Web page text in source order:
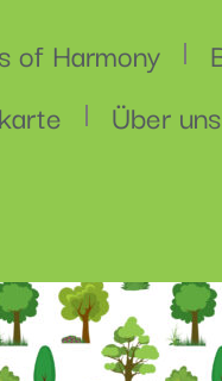
of Harmony
Über uns